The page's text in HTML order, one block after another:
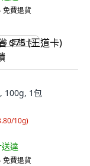
免費退貨
(王道卡)
100g, 1包
10g)
達
免費退貨